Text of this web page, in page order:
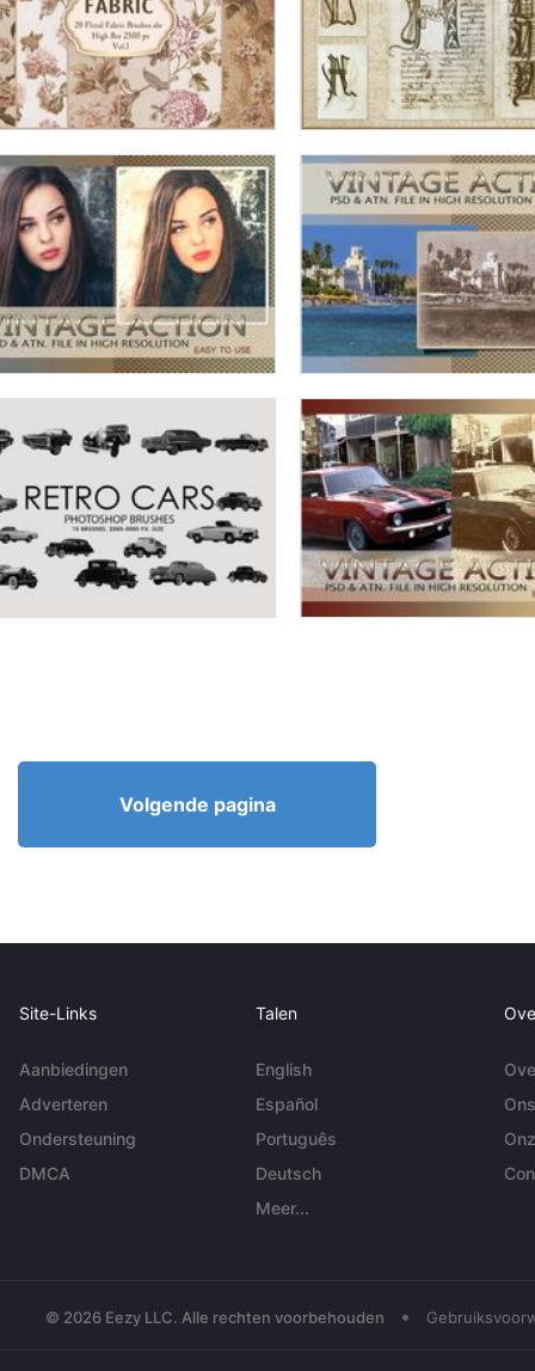
Volgende pagina
Site-Links
Aanbiedingen
Adverteren
Ondersteuning
DMCA
Talen
English
Español
Português
Deutsch
Meer...
© 2026 Eezy LLC. Alle rechten voorbehouden •